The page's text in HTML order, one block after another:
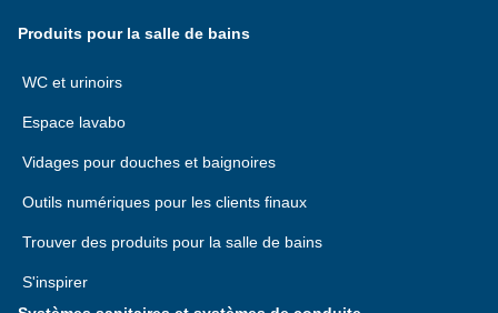
Produits pour la salle de bains
WC et urinoirs
Espace lavabo
Vidages pour douches et baignoires
Outils numériques pour les clients finaux
Trouver des produits pour la salle de bains
S'inspirer